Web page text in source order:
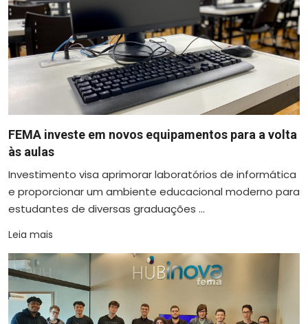
FEMA investe em novos equipamentos para a volta
às aulas
Investimento visa aprimorar laboratórios de informática
e proporcionar um ambiente educacional moderno para
estudantes de diversas graduações ...
Leia mais